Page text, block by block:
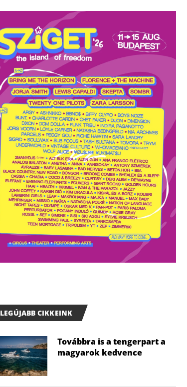
LEGÚJABB CIKKEINK
Továbbra is a tengerpart a
magyarok kedvence